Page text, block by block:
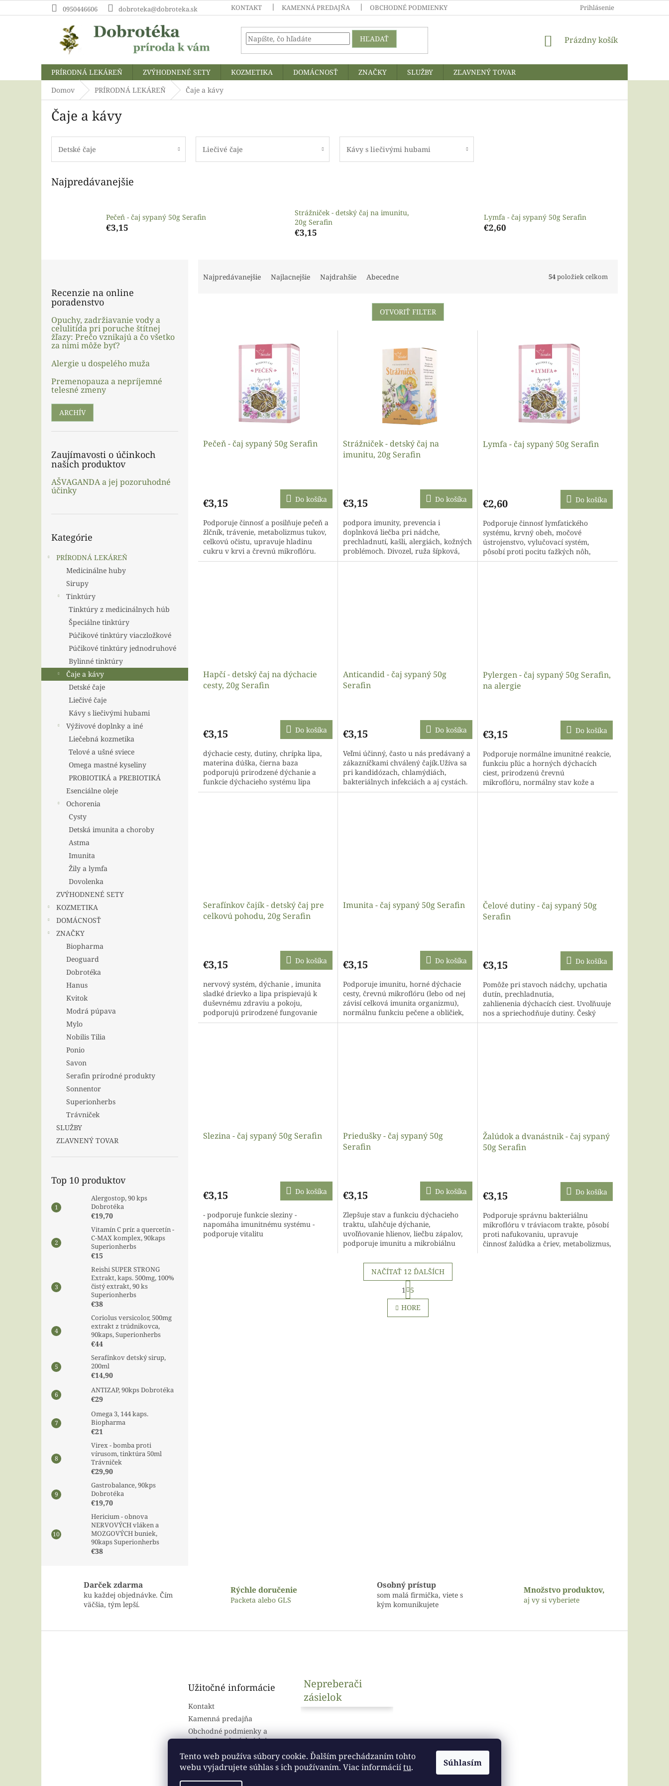
Tento web používa súbory cookie. Ďalším prechádzaním tohto
webu vyjadrujete súhlas s ich používaním. Viac informáciítu. Súhlasím
na
0950446606 dobroteka@dobroteka.sk KONTAKT KAMENNÁ PREDAJŇA OBCHODNÉ PODMIENKY A OCHRANA OSOBNÝCH ÚDAJOV Prihlásenie
HĽADAŤ
NÁKUPNÝ
Prázdny košík
PRÍRODNÁ LEKÁREŇ ZVÝHODNENÉ SETY KOZMETIKA DOMÁCNOSŤ ZNAČKY SLUŽBY
ZĽAVNENÝ TOVAR
Domov
PRÍRODNÁ LEKÁREŇ Čaje a kávy
Čaje a kávy
Detské čaje Liečivé čaje Kávy s liečivými hubami
Najpredávanejšie
Pečeň - čaj sypaný 50g Serafin
€3,15
Strážniček - detský čaj na imunitu,
20g Serafin
€3,15
Lymfa - čaj sypaný 50g Serafin
€2,60
Recenzie na online
poradenstvo
Opuchy, zadržiavanie vody a
celulitída pri poruche štítnej
žľazy: Prečo vznikajú a čo všetko
za nimi môže byť?
Alergie u dospelého muža
Premenopauza a nepríjemné
telesné zmeny
ARCHÍV
Zaujímavosti o účinkoch
našich produktov
AŠVAGANDA a jej pozoruhodné
účinky
kategórie
Kategórie
PRÍRODNÁ LEKÁREŇ
Medicinálne huby
Sirupy
Tinktúry
Tinktúry z medicinálnych húb
Špeciálne tinktúry
Púčikové tinktúry viaczložkové
Púčikové tinktúry jednodruhové
Bylinné tinktúry
Čaje a kávy
Detské čaje
Liečivé čaje
Kávy s liečivými hubami
Výživové doplnky a iné
Liečebná kozmetika
Telové a ušné sviece
Omega mastné kyseliny
PROBIOTIKÁ a PREBIOTIKÁ
Esenciálne oleje
Ochorenia
Cysty
Detská imunita a choroby
Astma
Imunita
Žily a lymfa
Dovolenka
ZVÝHODNENÉ SETY
KOZMETIKA
DOMÁCNOSŤ
ZNAČKY
Biopharma
Deoguard
Dobrotéka
Hanus
Kvitok
Modrá púpava
Mylo
Nobilis Tilia
Ponio
Savon
Serafin prírodné produkty
Sonnentor
Superionherbs
Trávniček
SLUŽBY
ZĽAVNENÝ TOVAR
Top 10 produktov
Alergostop, 90 kps
Dobrotéka
€19,70
Vitamín C prír. a quercetín -
C-MAX komplex, 90kaps
Superionherbs
€15
Reishi SUPER STRONG
Extrakt, kaps. 500mg, 100%
čistý extrakt, 90 ks
Superionherbs
€38
Coriolus versicolor, 500mg
extrakt z trúdnikovca,
90kaps, Superionherbs
€44
Serafínkov detský sirup,
200ml
€14,90
ANTIZAP, 90kps Dobrotéka
€29
Omega 3, 144 kaps.
Biopharma
€21
Virex - bomba proti
vírusom, tinktúra 50ml
Trávniček
€29,90
Gastrobalance, 90kps
Dobrotéka
€19,70
Hericium - obnova
NERVOVÝCH vláken a
MOZGOVÝCH buniek,
90kaps Superionherbs
€38
Najpredávanejšie Najlacnejšie Najdrahšie Abecedne 54položiek celkom
OTVORIŤ FILTER
kPečeň - čaj sypaný 50g Serafin
€3,15 Do košíka
Podporuje činnosť a posilňuje pečeň a
žlčník, trávenie, metabolizmus tukov,
celkovú očistu, upravuje hladinu
cukru v krvi a črevnú mikroflóru.
Čakanka, nechtík, repík,...
Strážniček - detský čaj na
imunitu, 20g Serafin
€3,15 Do košíka
podpora imunity, prevencia i
doplnková liečba pri nádche,
prechladnutí, kašli, alergiách, kožných
problémoch. Divozel, ruža šípková,
rakytník, skorocel podporujú
Lymfa - čaj sypaný 50g Serafin
€2,60 Do košíka
Podporuje činnosť lymfatického
systému, krvný obeh, močové
ústrojenstvo, vylučovací systém,
pôsobí proti pocitu ťažkých nôh,
celkovo posilňuje a podporuje očistu
Hapčí - detský čaj na dýchacie
cesty, 20g Serafin
€3,15 Do košíka
dýchacie cesty, dutiny, chrípka lipa,
materina dúška, čierna baza
podporujú prirodzené dýchanie a
funkcie dýchacieho systému lipa
prispieva k prirodzenej
Anticandid - čaj sypaný 50g
Serafin
€3,15 Do košíka
Veľmi účinný, často u nás predávaný a
zákazníčkami chválený čajík.Užíva sa
pri kandidózach, chlamýdiách,
bakteriálnych infekciách a aj cystách.
Český...
Pylergen - čaj sypaný 50g Serafin,
na alergie
€3,15 Do košíka
Podporuje normálne imunitné reakcie,
funkciu pľúc a horných dýchacích
ciest, prirodzenú črevnú
mikroflóru, normálny stav kože a
čriev, priaznivo pôsobí na močové
Serafínkov čajík - detský čaj pre
celkovú pohodu, 20g Serafin
€3,15 Do košíka
nervový systém, dýchanie , imunita
sladké drievko a lipa prispievajú k
duševnému zdraviu a pokoju,
podporujú prirodzené fungovanie
nervového systému, sú prírodnými...
Imunita - čaj sypaný 50g Serafin
€3,15 Do košíka
Podporuje imunitu, horné dýchacie
cesty, črevnú mikroflóru (lebo od nej
závisí celková imunita organizmu),
normálnu funkciu pečene a obličiek,
obsahuje minerály, tonizuje telo....
Čelové dutiny - čaj sypaný 50g
Serafin
€3,15 Do košíka
Pomôže pri stavoch nádchy, upchatia
dutín, prechladnutia,
zahlienenia dýchacích ciest. Uvoľňuuje
nos a spriechodňuje dutiny. Český
kvalitný sypaný bylinný...
Slezina - čaj sypaný 50g Serafin
€3,15 Do košíka
- podporuje funkcie sleziny -
napomáha imunitnému systému -
podporuje vitalitu
Priedušky - čaj sypaný 50g
Serafin
€3,15 Do košíka
Zlepšuje stav a funkciu dýchacieho
traktu, uľahčuje dýchanie,
uvoľňovanie hlienov, liečbu zápalov,
podporuje imunitu a mikrobiálnu
bylinný čaj...
Žalúdok a dvanástnik - čaj sypaný
50g Serafin
€3,15 Do košíka
Podporuje správnu bakteriálnu
mikroflóru v tráviacom trakte, pôsobí
proti nafukovaniu, upravuje
činnosť žalúdka a čriev, metabolizmus,
O
v
l
NAČÍTAŤ 12 ĎALŠÍCH
S
t
r
á
n
1
5
HORE
Darček zdarma
ku každej objednávke. Čím
väčšia, tým lepší.
Rýchle doručenie
Packeta alebo GLS
Osobný prístup
som malá firmička, viete s
kým komunikujete
Množstvo produktov,
aj vy si vyberiete
Užitočné informácie
Kontakt
Kamenná predajňa
Obchodné podmienky a
ochrana osobných údajov
Nepreberači
zásielok